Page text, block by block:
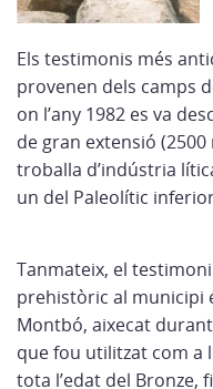
Els testimonis més
provenen dels camps
on l’any 1982 es va
de gran extensió
troballa d’indústria
un del Paleolític
Tanmateix, el
prehistòric al municipi
Montbó, aixecat
que fou utilitzat com a
tota l’edat del Bronze,